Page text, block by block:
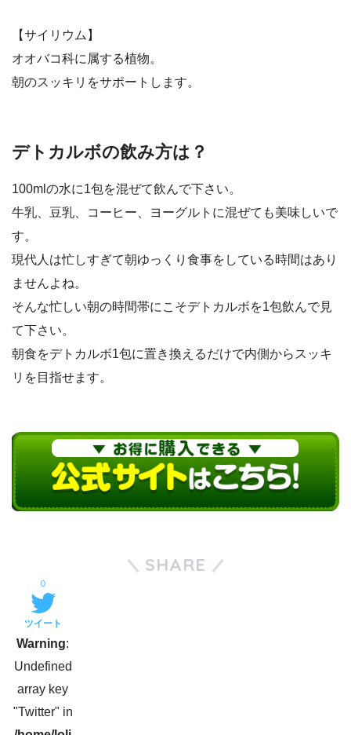
【サイリウム】
オオバコ科に属する植物。
朝のスッキリをサポートします。
デトカルボの飲み方は？
100mlの水に1包を混ぜて飲んで下さい。
牛乳、豆乳、コーヒー、ヨーグルトに混ぜても美味しいで
す。
現代人は忙しすぎて朝ゆっくり食事をしている時間はあり
ませんよね。
そんな忙しい朝の時間帯にこそデトカルボを1包飲んで見
て下さい。
朝食をデトカルボ1包に置き換えるだけで内側からスッキ
リを目指せます。
SHARE
ツイート
Warning:
Undefined
array key
"Twitter" in
0